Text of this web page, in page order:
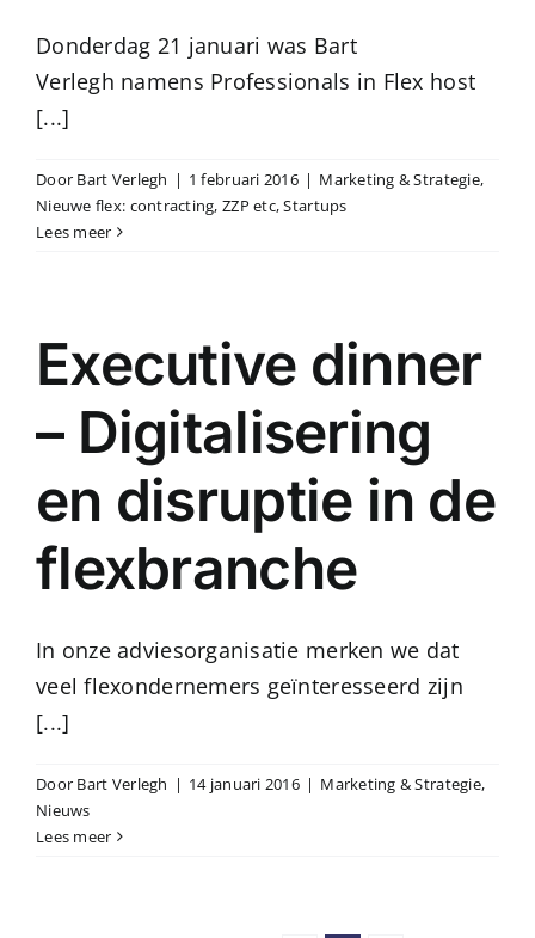
Donderdag 21 januari was Bart
Verlegh namens Professionals in Flex host
[...]
Door Bart Verlegh | 1 februari 2016 | Marketing & Strategie,
Nieuwe flex: contracting, ZZP etc,Startups
Lees meer
Executive dinner
– Digitalisering
en disruptie in de
flexbranche
In onze adviesorganisatie merken we dat
veel flexondernemers geïnteresseerd zijn
[...]
Door Bart Verlegh | 14 januari 2016 | Marketing & Strategie,
Nieuws
Lees meer